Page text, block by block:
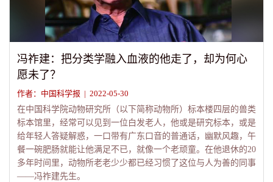
冯祚建：把分类学融入血液的他走了，却为何心
愿未了？
作者：中国科学报 | 2022-05-30
在中国科学院动物研究所（以下简称动物所）标本楼四层的兽类
标本馆里，经常可以见到一位白发老人，他或是研究标本，或是
给年轻人答疑解惑，一口带有广东口音的普通话，幽默风趣，午
餐一碗肥肠就能让他满足不已，就像一个老顽童。在他退休的20
多年时间里，动物所老老少少都已经习惯了这位与人为善的同事
——冯祚建先生。